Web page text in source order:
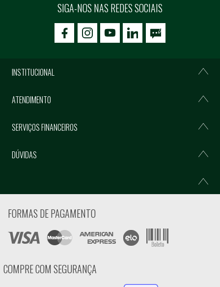
SIGA-NOS NAS REDES SOCIAIS
icon-facebookicon-social02icon-social03
INSTITUCIONAL
ATENDIMENTO
SERVIÇOS FINANCEIROS
DÚVIDAS
FORMAS DE PAGAMENTO
COMPRE COM SEGURANÇA